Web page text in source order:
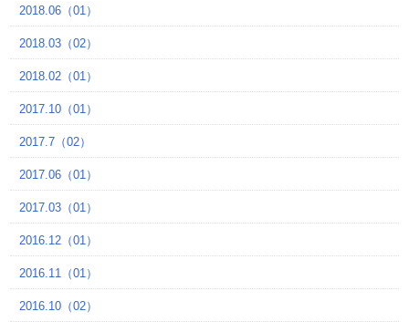
2018.06（01）
2018.03（02）
2018.02（01）
2017.10（01）
2017.7（02）
2017.06（01）
2017.03（01）
2016.12（01）
2016.11（01）
2016.10（02）